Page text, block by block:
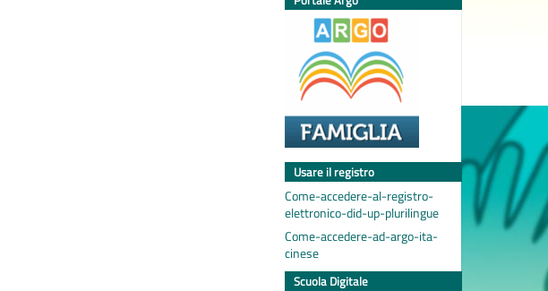
Usare il registro
Come-accedere-al-registro-
elettronico-did-up-plurilingue
Come-accedere-ad-argo-ita-
cinese
Scuola Digitale